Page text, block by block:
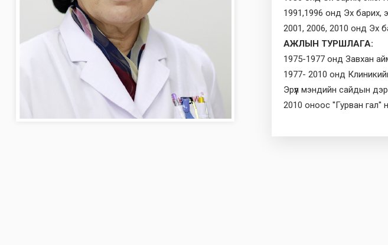
1991,1996 онд Эх барих,
2001, 2006, 2010 онд Эх
АЖЛЫН ТУРШЛАГА:
1975-1977 онд Завхан
1977- 2010 онд
Эрүүл мэндийн сайдын
2010 оноос ''Гурван